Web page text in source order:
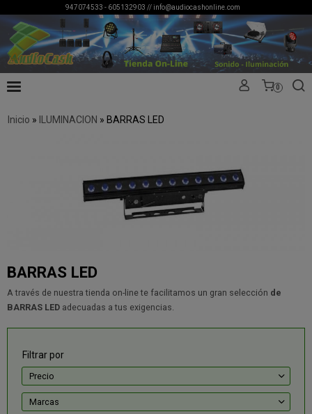
947074533 - 605132903 // info@audiocashonline.com
0
Inicio » ILUMINACION » BARRAS LED
BARRAS LED
A través de nuestra tienda on-line te facilitamos un gran selección de
BARRAS LED adecuadas a tus exigencias.
Filtrar por
Precio
Marcas